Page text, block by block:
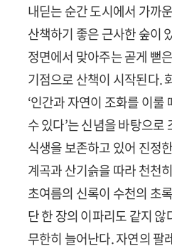
내딛는 순간 도시에서 가까
산책하기 좋은 근사한 숲이
정면에서 맞아주는 곧게 뻗
기점으로 산책이 시작된다.
‘인간과 자연이 조화를 이
수 있다’는 신념을 바탕으
식생을 보존하고 있어 진정
계곡과 산기슭을 따라 천천
초여름의 신록이 수천의 초
단 한 장의 이파리도 같지 않
무한히 늘어난다. 자연의 팔